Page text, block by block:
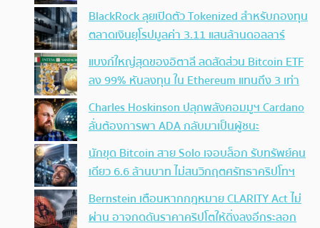
BlackRock ลุยเปิดตัว Tokenized สำหรับกองทุน
ตลาดเงินยุโรปมูลค่า 3.11 แสนล้านดอลลาร์
แบงก์ใหญ่สุดของอิตาลี ลดสัดส่วน Bitcoin ETF
ลง 99% หันลงทุน ใน Ethereum แทนถึง 3 เท่า
Charles Hoskinson ปลุกพลังคอมมูฯ Cardano
ลั่นต้องการพา ADA กลับมาเป็นผู้ชนะ
นักขุด Bitcoin สาย Solo เจอบล็อก รับทรัพย์คน
เดียว 6.6 ล้านบาท ไม่สนวิกฤตศรัทธาคริปโทฯ
Bernstein เตือนหากกฎหมาย CLARITY Act ไม่
ผ่าน อาจกดดันราคาคริปโตให้ดิ่งลงอีกระลอก